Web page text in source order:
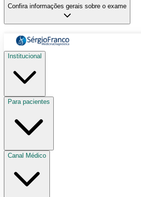
Confira informações gerais sobre o exame
Institucional
Para pacientes
Canal Médico